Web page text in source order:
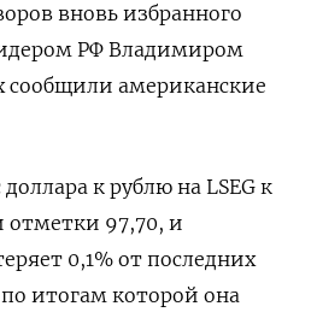
вновь избранного
РФ Владимиром
американские
к рублю на LSEG к
отметки 97,70, и
0,1% от последних
итогам которой она